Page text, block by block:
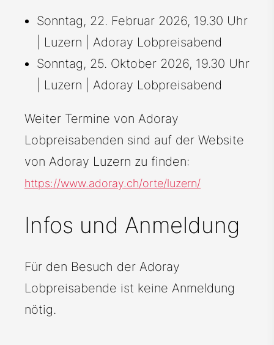
Sonntag, 22. Februar 2026, 19.30 Uhr
| Luzern | Adoray Lobpreisabend
Sonntag, 25. Oktober 2026, 19.30 Uhr
| Luzern | Adoray Lobpreisabend
Weiter Termine von Adoray
Lobpreisabenden sind auf der Website
von Adoray Luzern zu finden:
https://www.adoray.ch/orte/luzern/
Infos und Anmeldung
Für den Besuch der Adoray
Lobpreisabende ist keine Anmeldung
nötig.